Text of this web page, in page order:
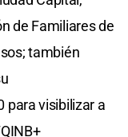
de Familiares de
también
para visibilizar a